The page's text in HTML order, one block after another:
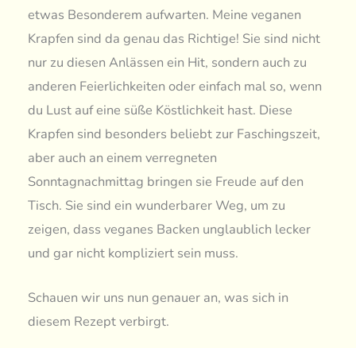
etwas Besonderem aufwarten. Meine veganen
Krapfen sind da genau das Richtige! Sie sind nicht
nur zu diesen Anlässen ein Hit, sondern auch zu
anderen Feierlichkeiten oder einfach mal so, wenn
du Lust auf eine süße Köstlichkeit hast. Diese
Krapfen sind besonders beliebt zur Faschingszeit,
aber auch an einem verregneten
Sonntagnachmittag bringen sie Freude auf den
Tisch. Sie sind ein wunderbarer Weg, um zu
zeigen, dass veganes Backen unglaublich lecker
und gar nicht kompliziert sein muss.
Schauen wir uns nun genauer an, was sich in
diesem Rezept verbirgt.